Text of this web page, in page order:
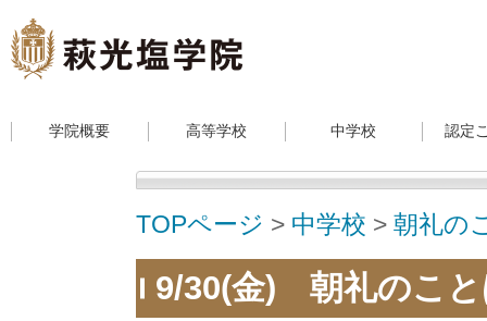
学院概要 高等学校 中学校 認定
TOPページ > 中学校 > 朝礼の
9/30(金) 朝礼のこ